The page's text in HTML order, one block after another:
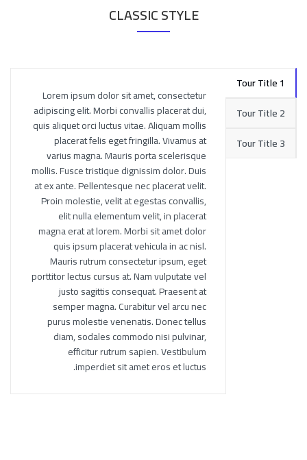
CLASSIC STYLE
Tour Title 1
Tour Title 2
Tour Title 3
Lorem ipsum dolor sit amet, consectetur
adipiscing elit. Morbi convallis placerat dui,
quis aliquet orci luctus vitae. Aliquam mollis
placerat felis eget fringilla. Vivamus at
varius magna. Mauris porta scelerisque
mollis. Fusce tristique dignissim dolor. Duis
at ex ante. Pellentesque nec placerat velit.
Proin molestie, velit at egestas convallis,
elit nulla elementum velit, in placerat
magna erat at lorem. Morbi sit amet dolor
quis ipsum placerat vehicula in ac nisl.
Mauris rutrum consectetur ipsum, eget
porttitor lectus cursus at. Nam vulputate vel
justo sagittis consequat. Praesent at
semper magna. Curabitur vel arcu nec
purus molestie venenatis. Donec tellus
diam, sodales commodo nisi pulvinar,
efficitur rutrum sapien. Vestibulum
imperdiet sit amet eros et luctus.